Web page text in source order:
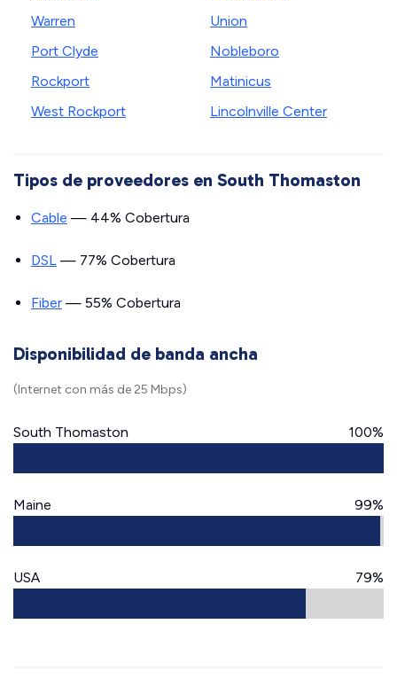
Warren
Port Clyde
Rockport
West Rockport
Union
Nobleboro
Matinicus
Lincolnville Center
Tipos de proveedores en South Thomaston
Cable — 44% Cobertura
DSL — 77% Cobertura
Fiber — 55% Cobertura
Disponibilidad de banda ancha
(Internet con más de 25 Mbps)
South Thomaston 100%
Maine 99%
USA 79%